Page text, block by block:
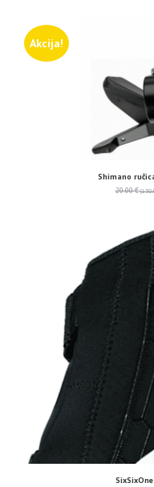
Akcija!
Shimano
20.00€